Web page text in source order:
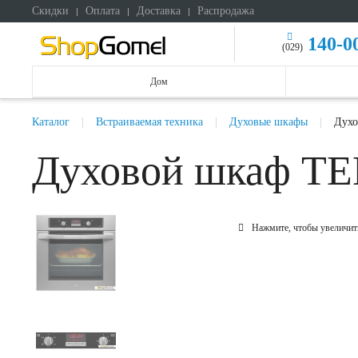
Скидки Оплата Доставка Распродажа
(029) 140-
Дом
Каталог Встраиваемая техника Духовые шкафы
Духовой шкаф
Нажмите, чтобы